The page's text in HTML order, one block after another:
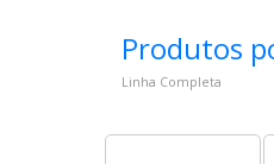
Produtos
Linha Completa